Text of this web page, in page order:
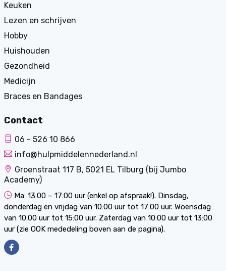
Keuken
Lezen en schrijven
Hobby
Huishouden
Gezondheid
Medicijn
Braces en Bandages
Contact
06 - 526 10 866
info@hulpmiddelennederland.nl
Groenstraat 117 B, 5021 EL Tilburg (bij Jumbo
Academy)
Ma: 13:00 – 17:00 uur (enkel op afspraak!). Dinsdag,
donderdag en vrijdag van 10:00 uur tot 17:00 uur. Woensdag
van 10:00 uur tot 15:00 uur. Zaterdag van 10:00 uur tot 13:00
uur (zie OOK mededeling boven aan de pagina).